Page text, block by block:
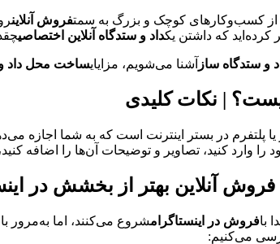
از کسب‌وکارهای کوچک و بزرگ به سمتفروش آنلاین
کرده‌اید که داشتن یکداد و ستدگاه آنلاین اختصاصی
و ستدگاه ساز آشنا می‌شویم، مزایایساخت محل داد و
| نکات کلیدی
یا پلتفرم در بستر اینترنت است که به شما اجازه
وارد کنید، تصاویر و توضیحات آن‌ها را اضافه
آنلاین بهتر از بخشش در
بافروش در اینستاگرامشروع می‌کنند، اما به‌مرور
می‌کنیم: